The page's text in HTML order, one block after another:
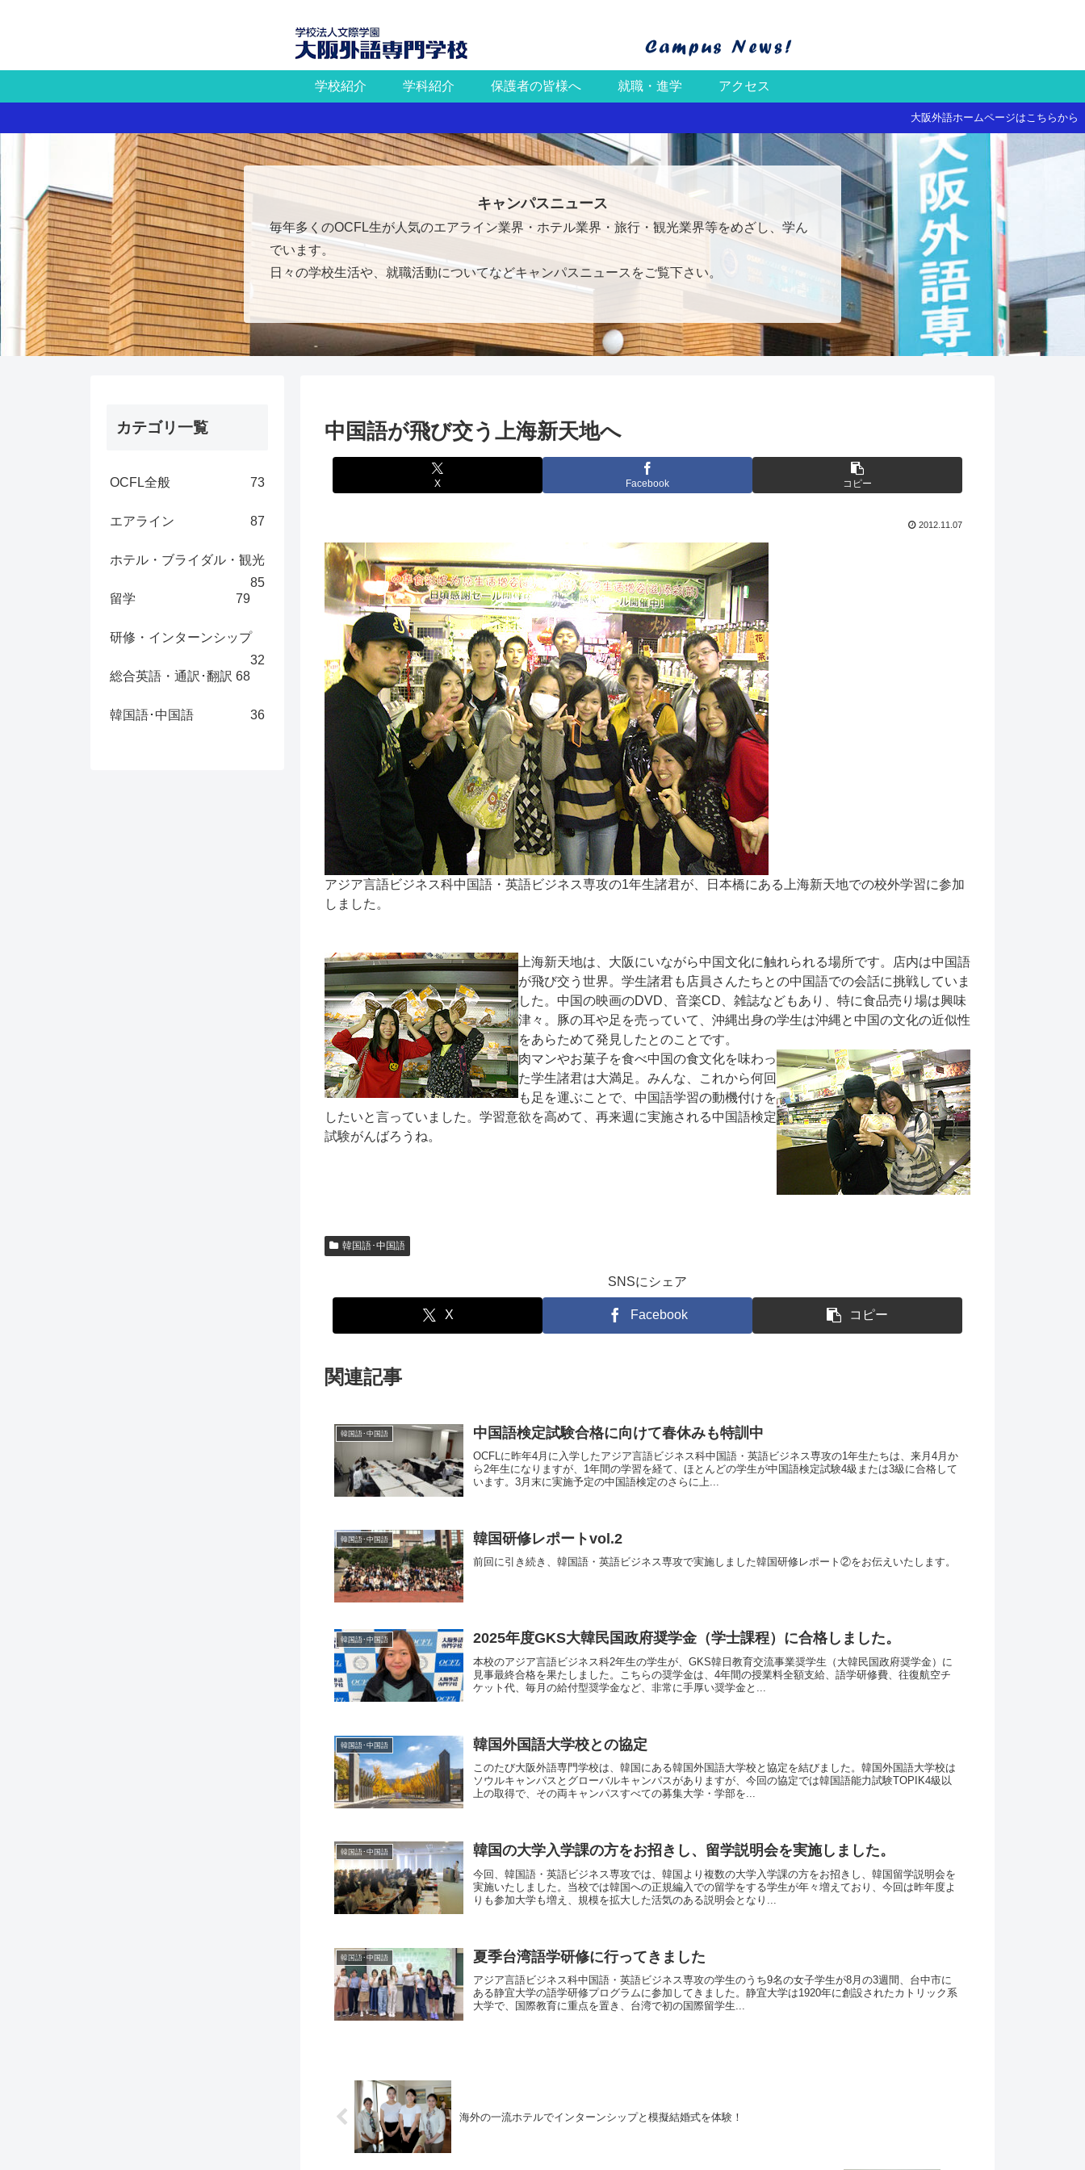
学校紹介 学科紹介 保護者の皆様へ 就職・進学 アクセス
大阪外語ホームページはこちらから
キャンパスニュース
毎年多くのOCFL生が人気のエアライン業界・ホテル業界・旅行・観光業界等をめざし、学ん
でいます。
日々の学校生活や、就職活動についてなどキャンパスニュースをご覧下さい。
中国語が飛び交う上海新天地へ
X Facebook コピー
2012.11.07
アジア言語ビジネス科中国語・英語ビジネス専攻の1年生諸君が、日本橋にある上海新天地での校外学習に参加
しました。
上海新天地は、大阪にいながら中国文化に触れられる場所です。店内は中国語
が飛び交う世界。学生諸君も店員さんたちとの中国語での会話に挑戦していま
した。中国の映画のDVD、音楽CD、雑誌などもあり、特に食品売り場は興味
津々。豚の耳や足を売っていて、沖縄出身の学生は沖縄と中国の文化の近似性
をあらためて発見したとのことです。
肉マンやお菓子を食べ中国の食文化を味わっ
た学生諸君は大満足。みんな、これから何回
も足を運ぶことで、中国語学習の動機付けを
したいと言っていました。学習意欲を高めて、再来週に実施される中国語検定
試験がんばろうね。
韓国語･中国語
SNSにシェア
X Facebook コピー
関連記事
韓国語･中国語 中国語検定試験合格に向けて春休みも特訓中
OCFLに昨年4月に入学したアジア言語ビジネス科中国語・英語ビジネス専攻の1年生たちは、来月4月か
ら2年生になりますが、1年間の学習を経て、ほとんどの学生が中国語検定試験4級または3級に合格して
います。3月末に実施予定の中国語検定のさらに上...
韓国語･中国語 韓国研修レポートvol.2
前回に引き続き、韓国語・英語ビジネス専攻で実施しました韓国研修レポート②をお伝えいたします。
韓国語･中国語 2025年度GKS大韓民国政府奨学金（学士課程）に合格しました。
本校のアジア言語ビジネス科2年生の学生が、GKS韓日教育交流事業奨学生（大韓民国政府奨学金）に
見事最終合格を果たしました。こちらの奨学金は、4年間の授業料全額支給、語学研修費、往復航空チ
ケット代、毎月の給付型奨学金など、非常に手厚い奨学金と...
韓国語･中国語 韓国外国語大学校との協定
このたび大阪外語専門学校は、韓国にある韓国外国語大学校と協定を結びました。韓国外国語大学校は
ソウルキャンパスとグローバルキャンパスがありますが、今回の協定では韓国語能力試験TOPIK4級以
上の取得で、その両キャンパスすべての募集大学・学部を...
韓国語･中国語 韓国の大学入学課の方をお招きし、留学説明会を実施しました。
今回、韓国語・英語ビジネス専攻では、韓国より複数の大学入学課の方をお招きし、韓国留学説明会を
実施いたしました。当校では韓国への正規編入での留学をする学生が年々増えており、今回は昨年度よ
りも参加大学も増え、規模を拡大した活気のある説明会となり...
韓国語･中国語 夏季台湾語学研修に行ってきました
アジア言語ビジネス科中国語・英語ビジネス専攻の学生のうち9名の女子学生が8月の3週間、台中市に
ある静宜大学の語学研修プログラムに参加してきました。静宜大学は1920年に創設されたカトリック系
大学で、国際教育に重点を置き、台湾で初の国際留学生...
海外の一流ホテルでインターンシップと模擬結婚式を体験！
カテゴリ一覧
OCFL全般 73
エアライン 87
ホテル・ブライダル・観光
85
留学
79
研修・インターンシップ
32
総合英語・通訳･翻訳 68
韓国語･中国語 36